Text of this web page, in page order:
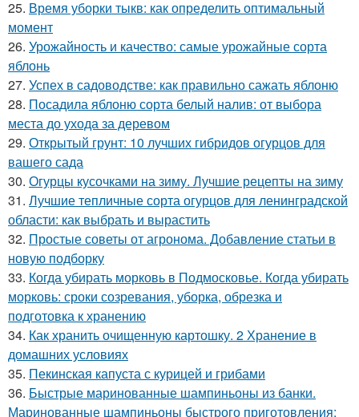
25. Время уборки тыкв: как определить оптимальный
момент
26. Урожайность и качество: самые урожайные сорта
яблонь
27. Успех в садоводстве: как правильно сажать яблоню
28. Посадила яблоню сорта белый налив: от выбора
места до ухода за деревом
29. Открытый грунт: 10 лучших гибридов огурцов для
вашего сада
30. Огурцы кусочками на зиму. Лучшие рецепты на зиму
31. Лучшие тепличные сорта огурцов для ленинградской
области: как выбрать и вырастить
32. Простые советы от агронома. Добавление статьи в
новую подборку
33. Когда убирать морковь в Подмосковье. Когда убирать
морковь: сроки созревания, уборка, обрезка и
подготовка к хранению
34. Как хранить очищенную картошку. 2 Хранение в
домашних условиях
35. Пекинская капуста с курицей и грибами
36. Быстрые маринованные шампиньоны из банки.
Маринованные шампиньоны быстрого приготовления: